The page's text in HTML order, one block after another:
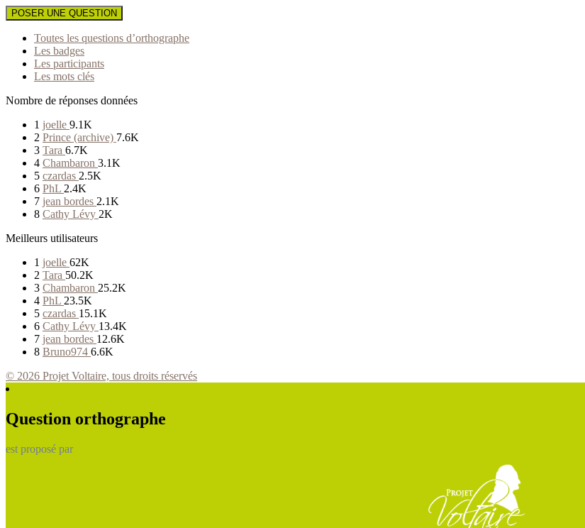
POSER UNE QUESTION
Toutes les questions d’orthographe
Les badges
Les participants
Les mots clés
Nombre de réponses données
1 joelle 9.1K
2 Prince (archive) 7.6K
3 Tara 6.7K
4 Chambaron 3.1K
5 czardas 2.5K
6 PhL 2.4K
7 jean bordes 2.1K
8 Cathy Lévy 2K
Meilleurs utilisateurs
1 joelle 62K
2 Tara 50.2K
3 Chambaron 25.2K
4 PhL 23.5K
5 czardas 15.1K
6 Cathy Lévy 13.4K
7 jean bordes 12.6K
8 Bruno974 6.6K
© 2026 Projet Voltaire, tous droits réservés
Question orthographe
est proposé par